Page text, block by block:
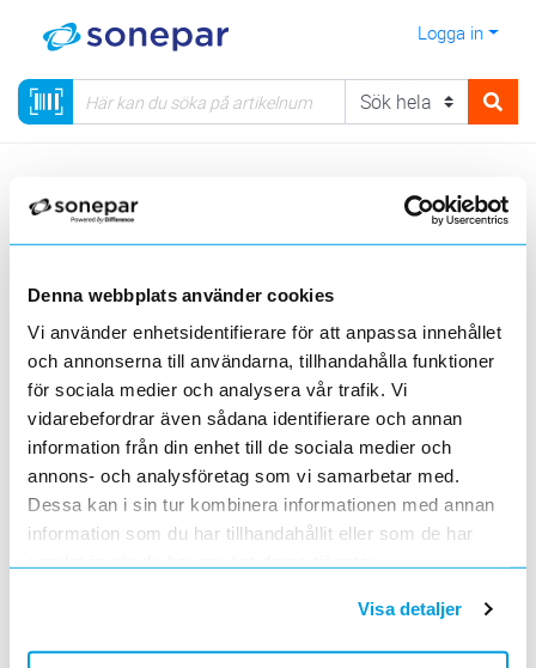
Denna webbplats använder cookies
Vi använder enhetsidentifierare för att anpassa innehållet
och annonserna till användarna, tillhandahålla funktioner
för sociala medier och analysera vår trafik. Vi
vidarebefordrar även sådana identifierare och annan
information från din enhet till de sociala medier och
annons- och analysföretag som vi samarbetar med.
Dessa kan i sin tur kombinera informationen med annan
information som du har tillhandahållit eller som de har
samlat in när du har använt deras tjänster.
Visa detaljer
Logga in
Smart Belysning Smart EL Smart Dörrklockor
Smart Sensorer Smart väder